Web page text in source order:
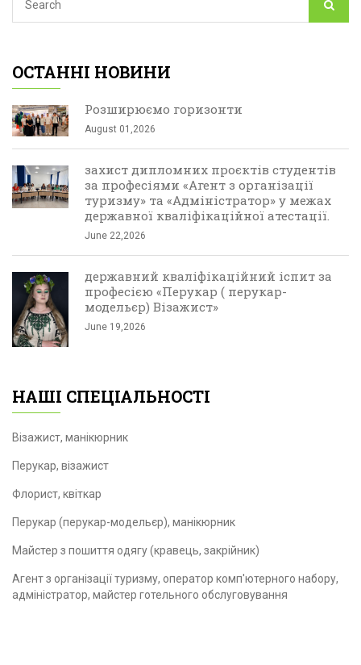
ОСТАННІ НОВИНИ
Розширюємо горизонти
August 01,2026
захист дипломних проєктів студентів
за професіями «Агент з організації
туризму» та «Адміністратор» у межах
державної кваліфікаційної атестації.
June 22,2026
державний кваліфікаційний іспит за
професією «Перукар ( перукар-
модельєр) Візажист»
June 19,2026
НАШІ СПЕЦІАЛЬНОСТІ
Візажист, манікюрник
Перукар, візажист
Флорист, квіткар
Перукар (перукар-модельєр), манікюрник
Майстер з пошиття одягу (кравець, закрійник)
Агент з організації туризму, оператор комп'ютерного набору,
адміністратор, майстер готельного обслуговування